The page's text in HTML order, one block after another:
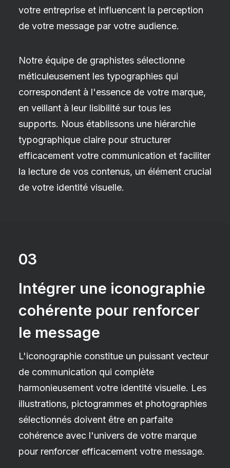
votre entreprise et influencent la perception
de votre message par votre audience.
Notre équipe de graphistes sélectionne
méticuleusement les typographies qui
correspondent à l'essence de votre marque,
en veillant à leur lisibilité sur tous les
supports. Nous établissons une hiérarchie
typographique claire pour structurer
efficacement votre communication et faciliter
la lecture de vos contenus, un élément crucial
de votre identité visuelle.
03
Intégrer une iconographie
cohérente pour renforcer
le message
L'iconographie constitue un puissant vecteur
de communication qui complète
harmonieusement votre identité visuelle. Les
illustrations, pictogrammes et photographies
sélectionnés doivent être en parfaite
cohérence avec l'univers de votre marque
pour renforcer efficacement votre message.